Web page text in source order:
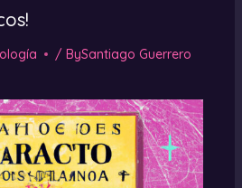
/ BySantiago Guerrero